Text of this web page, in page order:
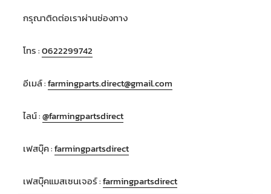
กรุณาติดต่อเราผ่านช่องทาง
โทร :0622299742
อีเมล์ :farmingparts.direct@gmail.com
ไลน์ :@farmingpartsdirect
เฟสบุ๊ค :farmingpartsdirect
เฟสบุ๊คแมสเซนเจอร์ :farmingpartsdirect